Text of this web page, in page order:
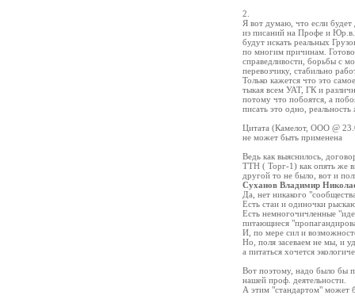
2.
Я вот думаю, что если будет
из писаний на Профе и Юр.в.
будут искать реальных
по многим причинам.
справедливости, борьбы с
перевозчику, стабильно
Только кажется что это
тыкая всем УАТ, ГК и
потому что побоятся, а
писать это одно,
Цитата (Камелот, ООО @
не может быть применена
Ведь как выяснилось,
ТТН ( Торг-1) как опять же
другой то не было, вот и
Суханов Владимир
Да, нет никакого
Есть стаи и одиночки
Есть немногочичленные
питающиеся
И, по мере сил и
Но, поля засеваем не мы, и
а питаться хочется
Вот поэтому, надо было бы
нашей проф. деятельности.
А этим "стандартом" может